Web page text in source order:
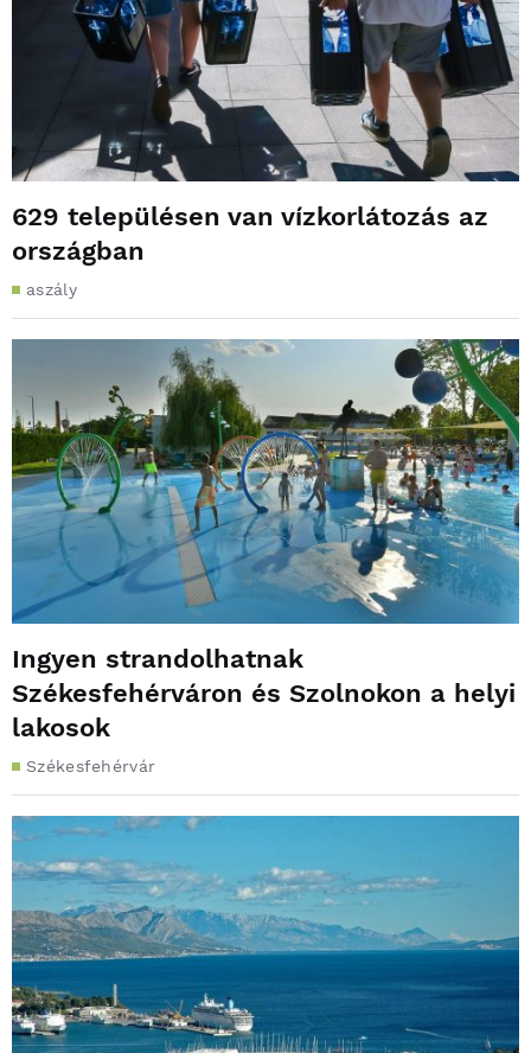
629 településen van vízkorlátozás az
országban
aszály
Ingyen strandolhatnak
Székesfehérváron és Szolnokon a helyi
lakosok
Székesfehérvár